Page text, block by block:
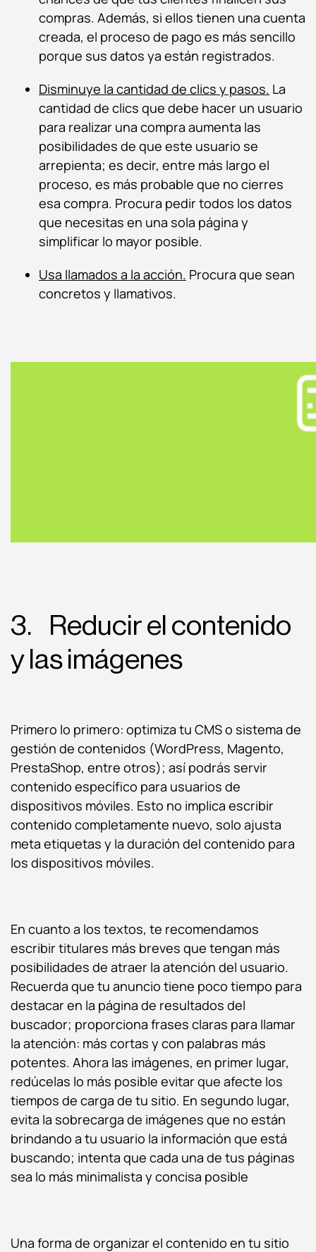
compras. Además, si ellos tienen una cuenta
creada, el proceso de pago es más sencillo
porque sus datos ya están registrados.
Disminuye la cantidad de clics y pasos. La
cantidad de clics que debe hacer un usuario
para realizar una compra aumenta las
posibilidades de que este usuario se
arrepienta; es decir, entre más largo el
proceso, es más probable que no cierres
esa compra. Procura pedir todos los datos
que necesitas en una sola página y
simplificar lo mayor posible.
Usa llamados a la acción. Procura que sean
concretos y llamativos.
3. Reducir el contenido
y las imágenes
Primero lo primero: optimiza tu CMS o sistema de
gestión de contenidos (WordPress, Magento,
PrestaShop, entre otros); así podrás servir
contenido específico para usuarios de
dispositivos móviles. Esto no implica escribir
contenido completamente nuevo, solo ajusta
meta etiquetas y la duración del contenido para
los dispositivos móviles.
En cuanto a los textos, te recomendamos
escribir titulares más breves que tengan más
posibilidades de atraer la atención del usuario.
Recuerda que tu anuncio tiene poco tiempo para
destacar en la página de resultados del
buscador; proporciona frases claras para llamar
la atención: más cortas y con palabras más
potentes. Ahora las imágenes, en primer lugar,
redúcelas lo más posible evitar que afecte los
tiempos de carga de tu sitio. En segundo lugar,
evita la sobrecarga de imágenes que no están
brindando a tu usuario la información que está
buscando; intenta que cada una de tus páginas
sea lo más minimalista y concisa posible
Una forma de organizar el contenido en tu sitio